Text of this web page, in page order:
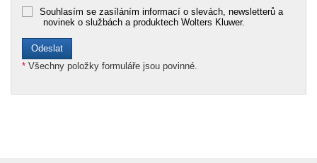
Souhlasím se zasíláním informací o slevách, newsletterů a
novinek o službách a produktech Wolters Kluwer.
* Všechny položky formuláře jsou povinné.